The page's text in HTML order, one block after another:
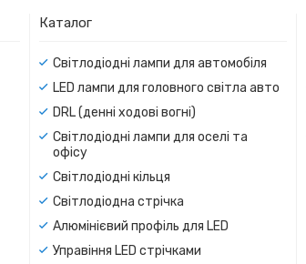
Каталог
Світлодіодні лампи для автомобіля
LED лампи для головного світла авто
DRL (денні ходові вогні)
Світлодіодні лампи для оселі та
офісу
Світлодіодні кільця
Світлодіодна стрічка
Алюмінієвий профіль для LED
Управіння LED стрічками